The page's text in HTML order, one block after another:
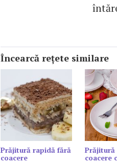
Încearcă reţete similare
Prăjitură rapidă fără
coacere
Prăjitură
coacere